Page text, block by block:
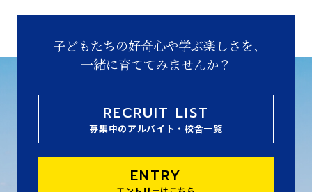
子どもたちの好奇心や学ぶ楽しさを、
一緒に育ててみませんか？
RECRUIT LIST
募集中のアルバイト・校舎一覧
ENTRY